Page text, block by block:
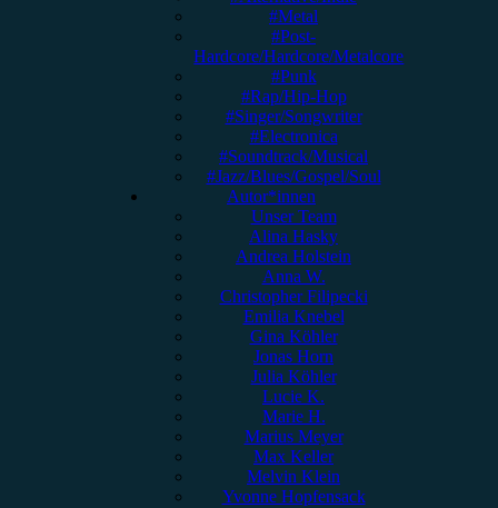
#Metal
#Post-
Hardcore/Hardcore/Metalcore
#Punk
#Rap/Hip-Hop
#Singer/Songwriter
#Electronica
#Soundtrack/Musical
#Jazz/Blues/Gospel/Soul
Autor*innen
Unser Team
Alina Hasky
Andrea Holstein
Anna W.
Christopher Filipecki
Emilia Knebel
Gina Köhler
Jonas Horn
Julia Köhler
Lucie K.
Marie H.
Marius Meyer
Max Keller
Melvin Klein
Yvonne Hopfensack